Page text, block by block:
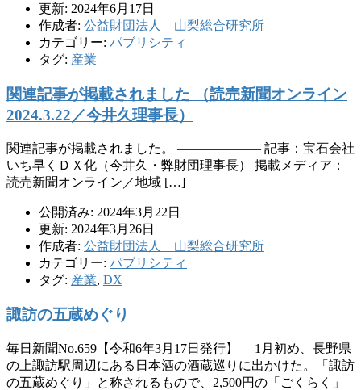
更新: 2024年6月17日
作成者: 公益財団法人 山梨総合研究所
カテゴリー: パブリシティ
タグ: 産業
関連記事が掲載されました （読売新聞オンライン
2024.3.22／今井久理事長）
関連記事が掲載されました。 ——————– 記事：宝石会社
いち早くＤＸ化（今井久・弊財団理事長） 掲載メディア：
読売新聞オンライン／地域 […]
公開済み: 2024年3月22日
更新: 2024年3月26日
作成者: 公益財団法人 山梨総合研究所
カテゴリー: パブリシティ
タグ: 産業, DX
諏訪の五蔵めぐり
毎日新聞No.659【令和6年3月17日発行】 1月初め、長野県
の上諏訪駅周辺にある日本酒の酒蔵巡りに出かけた。「諏訪
の五蔵めぐり」と称されるもので、2,500円の「ごくらく」